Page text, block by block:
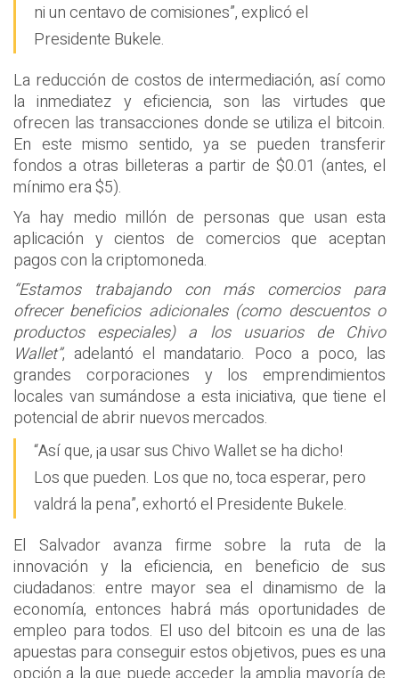
ni un centavo de comisiones”, explicó el
Presidente Bukele.
La reducción de costos de intermediación, así como
la inmediatez y eficiencia, son las virtudes que
ofrecen las transacciones donde se utiliza el bitcoin.
En este mismo sentido, ya se pueden transferir
fondos a otras billeteras a partir de $0.01 (antes, el
mínimo era $5).
Ya hay medio millón de personas que usan esta
aplicación y cientos de comercios que aceptan
pagos con la criptomoneda.
“Estamos trabajando con más comercios para
ofrecer beneficios adicionales (como descuentos o
productos especiales) a los usuarios de Chivo
Wallet”, adelantó el mandatario. Poco a poco, las
grandes corporaciones y los emprendimientos
locales van sumándose a esta iniciativa, que tiene el
potencial de abrir nuevos mercados.
“Así que, ¡a usar sus Chivo Wallet se ha dicho!
Los que pueden. Los que no, toca esperar, pero
valdrá la pena”, exhortó el Presidente Bukele.
El Salvador avanza firme sobre la ruta de la
innovación y la eficiencia, en beneficio de sus
ciudadanos: entre mayor sea el dinamismo de la
economía, entonces habrá más oportunidades de
empleo para todos. El uso del bitcoin es una de las
apuestas para conseguir estos objetivos, pues es una